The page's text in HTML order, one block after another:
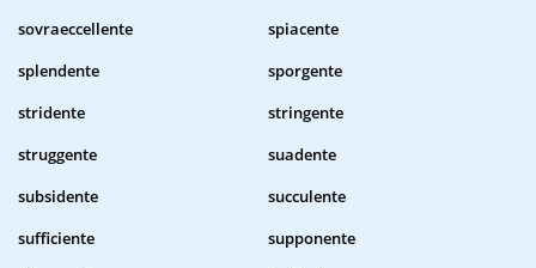
sovraeccellente
spiacente
splendente
sporgente
stridente
stringente
struggente
suadente
subsidente
succulente
sufficiente
supponente